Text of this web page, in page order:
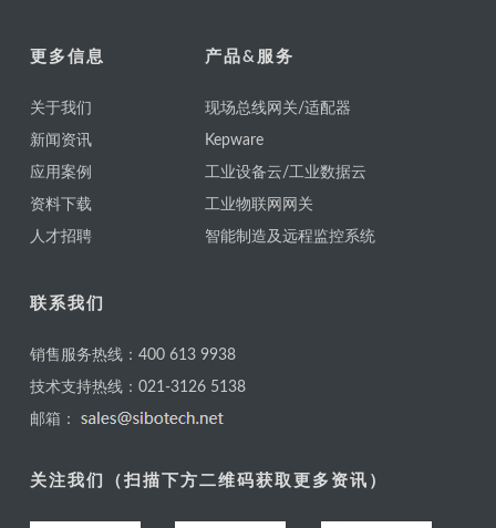
更多信息
关于我们
新闻资讯
应用案例
资料下载
人才招聘
产品&服务
现场总线网关/适配器
Kepware
工业设备云/工业数据云
工业物联网网关
智能制造及远程监控系统
联系我们
销售服务热线：400 613 9938
技术支持热线：021-3126 5138
邮箱：
关注我们（扫描下方二维码获取更多资讯）